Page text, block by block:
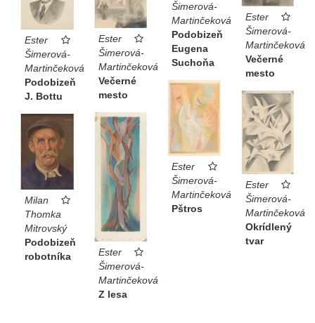
Šimerová-
Martinčeková
Podobizeň
Eugena
Suchoňa
Ester
Šimerová-
Martinčeková
Podobizeň
J. Bottu
Ester
Šimerová-
Martinčeková
Večerné
mesto
Ester
Šimerová-
Martinčeková
Večerné
mesto
Ester
Šimerová-
Martinčeková
Pštros
Ester
Šimerová-
Martinčeková
Okrídlený
tvar
Ester
Šimerová-
Martinčeková
Z lesa
Milan
Thomka
Mitrovský
Podobizeň
robotníka